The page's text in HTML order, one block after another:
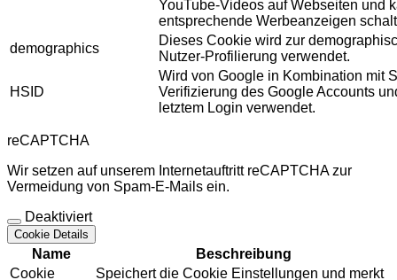
YouTube-Videos auf Webseiten und
entsprechende Werbeanzeigen
demographics
Dieses Cookie wird zur
Nutzer-Profilierung verwendet.
HSID
Wird von Google in Kombination mit
Verifizierung des Google Accounts
letztem Login verwendet.
reCAPTCHA
Wir setzen auf unserem Internetauftritt reCAPTCHA zur
Vermeidung von Spam-E-Mails ein.
Deaktiviert
Cookie Details
Name
Beschreibung
Cookie
Speichert die Cookie Einstellungen und merkt